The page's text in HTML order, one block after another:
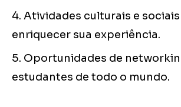
4. Atividades culturais e
enriquecer sua experiência.
5. Oportunidades de
estudantes de todo o mundo.